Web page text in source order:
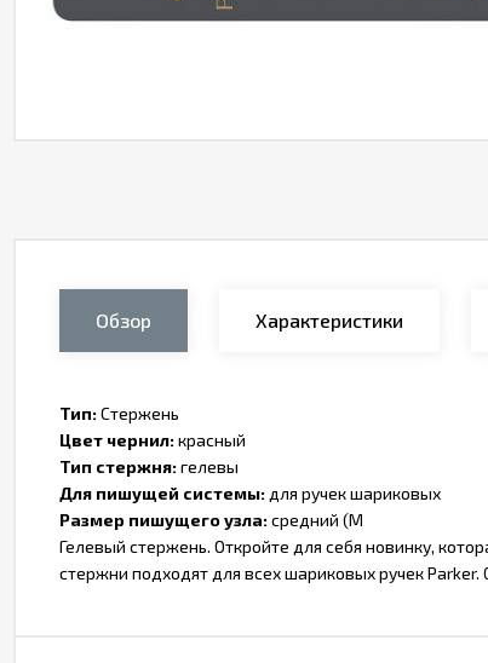
Обзор Характеристики
Тип:Стержень
Цвет чернил:красный
Тип стержня:гелевы
Для пишущей системы: для ручек шариковых
Размер пишущего узла:средний (M
Гелевый стержень. Откройте для себя новинку,
стержни подходят для всех шариковых ручек Parker.